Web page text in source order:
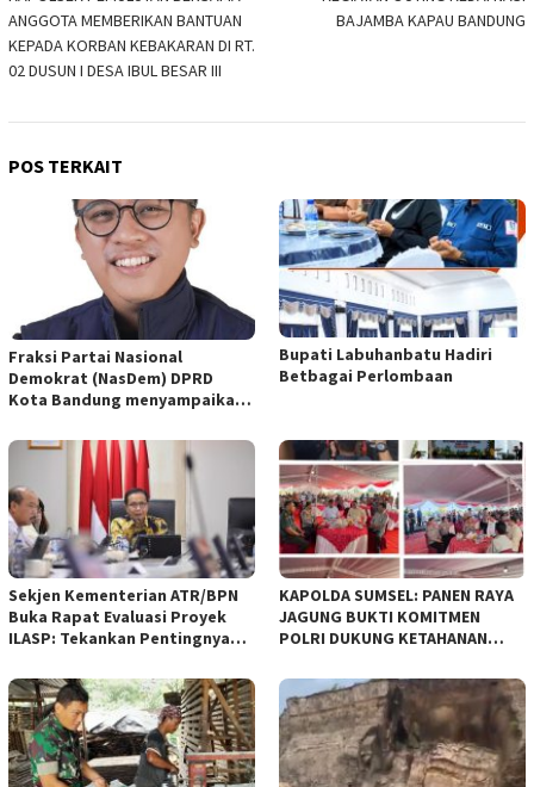
pos
ANGGOTA MEMBERIKAN BANTUAN
KEPADA KORBAN KEBAKARAN DI RT.
02 DUSUN I DESA IBUL BESAR III
BAJAMBA KAPAU BANDUNG
POS TERKAIT
Fraksi Partai Nasional
Demokrat (NasDem) DPRD
Kota Bandung menyampaikan
empat Rancangan Peraturan
Daerah (Raperda) yang
diajukan Pemerintah Kota
Bandung
Bupati Labuhanbatu Hadiri
Betbagai Perlombaan
Sekjen Kementerian ATR/BPN
Buka Rapat Evaluasi Proyek
ILASP: Tekankan Pentingnya
Anggaran
KAPOLDA SUMSEL: PANEN RAYA
JAGUNG BUKTI KOMITMEN
POLRI DUKUNG KETAHANAN